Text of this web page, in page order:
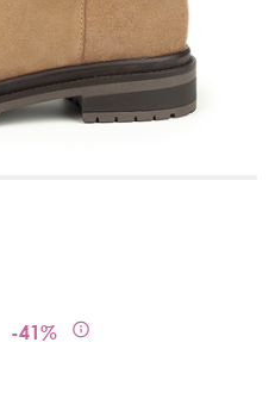
-41%